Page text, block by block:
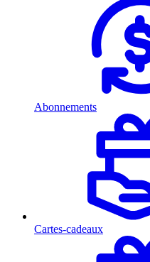
Abonnements
Cartes-cadeaux